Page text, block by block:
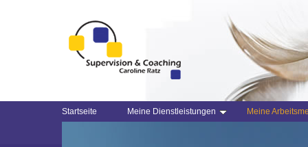
Startseite Meine Dienstleistungen Meine